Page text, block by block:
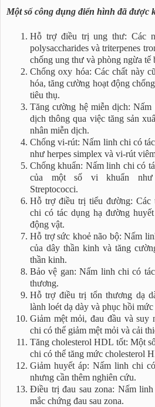
Một số công dụng điển hình đã được
Hỗ trợ điều trị ung thư: Các
polysaccharides và triterpenes
chống ung thư và phòng ngừa tế
Chống oxy hóa: Các chất này
hóa, tăng cường hoạt động
tiêu thụ.
Tăng cường hệ miễn dịch:
dịch thông qua việc tăng sản
nhân miễn dịch.
Chống vi-rút: Nấm linh chi có
như herpes simplex và vi-rút
Chống khuẩn: Nấm linh chi có
của một số vi khuẩn như
Streptococci.
Hỗ trợ điều trị tiểu đường: Các
chi có tác dụng hạ đường
động vật.
Hỗ trợ sức khoẻ não bộ: Nấm
của dây thần kinh và tăng
thần kinh.
Bảo vệ gan: Nấm linh chi có
thương.
Hỗ trợ điều trị tổn thương dạ
lành loét dạ dày và phục hồi
Giảm mệt mỏi, đau đầu và suy
chi có thể giảm mệt mỏi và cải
Tăng cholesterol HDL tốt: Một
chi có thể tăng mức cholesterol
Giảm huyết áp: Nấm linh chi
nhưng cần thêm nghiên cứu.
Điều trị đau sau zona: Nấm
mắc chứng đau sau zona.